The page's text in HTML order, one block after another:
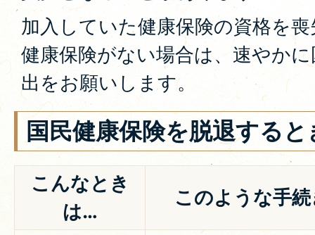
加入していた健康保険の資格を
健康保険がない場合は、速やか
出をお願いします。
国民健康保険を脱退すると
こんなとき
は…
このような手